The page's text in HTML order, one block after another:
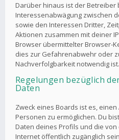
Darüber hinaus ist der Betreiber
Interessenabwägung zwischen
sowie den Interessen Dritter,
Aktionen zusammen mit deiner
Browser übermittelter Browser-
dies zur Gefahrenabwehr oder
Nachverfolgbarkeit notwendig ist.
Regelungen bezüglich
Daten
Zweck eines Boards ist es,
Personen zu ermöglichen. Du
Daten deines Profils und die
Internet öffentlich zugänglich